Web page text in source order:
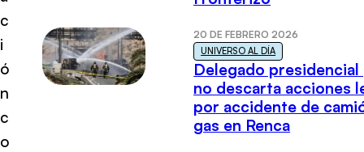
c
i
ó
n
c
o
20 DE FEBRERO 2026
UNIVERSO AL DÍA
Delegado presidencial
no descarta acciones
por accidente de
gas en Renca